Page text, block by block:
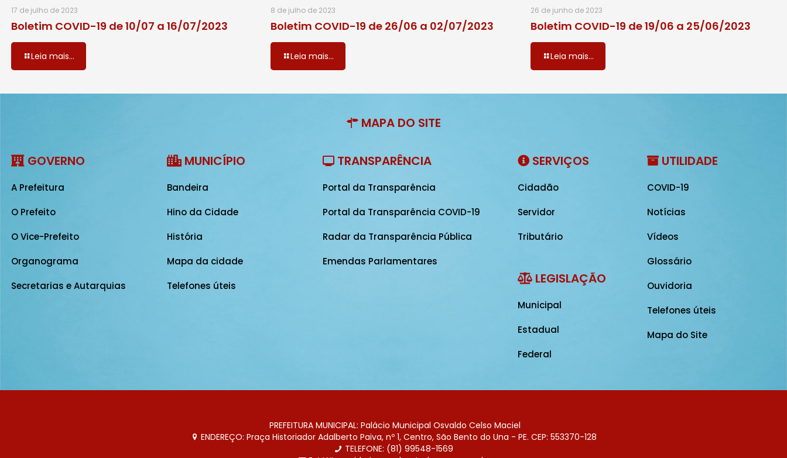
17 de julho de 2023
Boletim COVID-19 de 10/07 a 16/07/2023
Leia mais...
8 de julho de 2023
Boletim COVID-19 de 26/06 a 02/07/2023
Leia mais...
26 de junho de 2023
Boletim COVID-19 de 19/06 a 25/06/2023
Leia mais...
MAPA DO SITE
GOVERNO
A Prefeitura
O Prefeito
O Vice-Prefeito
Organograma
Secretarias e Autarquias
MUNICÍPIO
Bandeira
Hino da Cidade
História
Mapa da cidade
Telefones úteis
TRANSPARÊNCIA
Portal da Transparência
Portal da Transparência COVID-19
Radar da Transparência Pública
Emendas Parlamentares
SERVIÇOS
Cidadão
Servidor
Tributário
LEGISLAÇÃO
Municipal
Estadual
Federal
UTILIDADE
COVID-19
Notícias
Vídeos
Glossário
Ouvidoria
Telefones úteis
Mapa do Site
PREFEITURA MUNICIPAL: Palácio Municipal Osvaldo Celso Maciel
ENDEREÇO: Praça Historiador Adalberto Paiva, nº 1, Centro, São Bento do Una - PE. CEP: 553370-128
TELEFONE: (81) 99548-1569